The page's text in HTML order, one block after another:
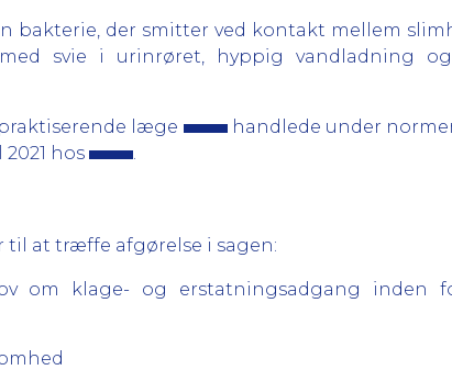
bakterie, der smitter ved kontakt mellem
svie i urinrøret, hyppig vandladning
læge
handlede under
hos .
at træffe afgørelse i sagen:
om klage- og erstatningsadgang inden